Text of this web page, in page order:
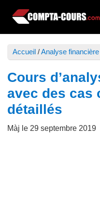
Passer
contenu
principal
Passer
la
barre
latérale
principale
Cours
exercices
de
comptabilité
Accueil /Analyse financière
Cours
avec des cas
détaillés
Màj le 29 septembre 2019